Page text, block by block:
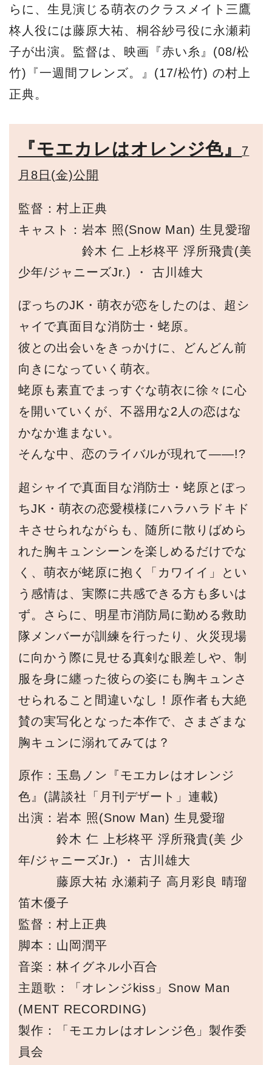
らに、生見演じる萌衣のクラスメイト三鷹
柊人役には藤原大祐、桐谷紗弓役に永瀬莉
子が出演。監督は、映画『赤い糸』(08/松
竹)『一週間フレンズ。』(17/松竹) の村上
正典。
『モエカレはオレンジ色』
7
月8日(金)公開
監督：村上正典
キャスト：岩本 照(Snow Man) 生見愛瑠
鈴木 仁 上杉柊平 浮所飛貴(美
少年/ジャニーズJr.) ・ 古川雄大
ぼっちのJK・萌衣が恋をしたのは、超シ
ャイで真面目な消防士・蛯原。
彼との出会いをきっかけに、どんどん前
向きになっていく萌衣。
蛯原も素直でまっすぐな萌衣に徐々に心
を開いていくが、不器用な2人の恋はな
かなか進まない。
そんな中、恋のライバルが現れて――!?
超シャイで真面目な消防士・蛯原とぼっ
ちJK・萌衣の恋愛模様にハラハラドキド
キさせられながらも、随所に散りばめら
れた胸キュンシーンを楽しめるだけでな
く、萌衣が蛯原に抱く「カワイイ」とい
う感情は、実際に共感できる方も多いは
ず。さらに、明星市消防局に勤める救助
隊メンバーが訓練を行ったり、火災現場
に向かう際に見せる真剣な眼差しや、制
服を身に纏った彼らの姿にも胸キュンさ
せられること間違いなし！原作者も大絶
賛の実写化となった本作で、さまざまな
胸キュンに溺れてみては？
原作：玉島ノン『モエカレはオレンジ
色』(講談社「月刊デザート」連載)
出演：岩本 照(Snow Man) 生見愛瑠
鈴木 仁 上杉柊平 浮所飛貴(美 少
年/ジャニーズJr.) ・ 古川雄大
藤原大祐 永瀬莉子 高月彩良 晴瑠
笛木優子
監督：村上正典
脚本：山岡潤平
音楽：林イグネル小百合
主題歌：「オレンジkiss」Snow Man
(MENT RECORDING)
製作：「モエカレはオレンジ色」製作委
員会